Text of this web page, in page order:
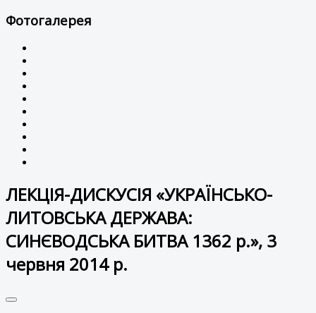
Фотогалерея
ЛЕКЦІЯ-ДИСКУСІЯ «УКРАЇНСЬКО-
ЛИТОВСЬКА ДЕРЖАВА:
СИНЄВОДСЬКА БИТВА 1362 р.», 3
червня 2014 р.